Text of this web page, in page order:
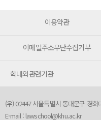
이용약관
이메일주소무단수집거부
학내외관련기관
(우) 02447 서울특별시 동대문구 경
E-mail : lawschool@khu.ac.kr